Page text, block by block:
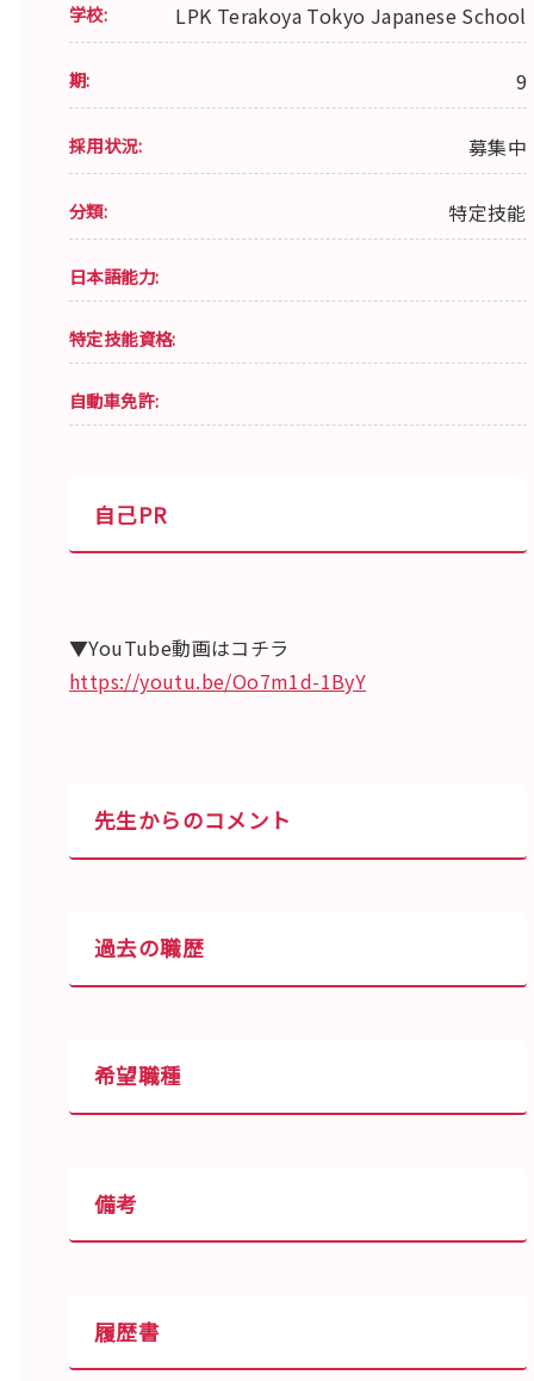
学校: LPK Terakoya Tokyo Japanese School
期: 9
採用状況: 募集中
分類: 特定技能
日本語能力:
特定技能資格:
自動車免許:
自己PR
▼YouTube動画はコチラ
https://youtu.be/Oo7m1d-1ByY
先生からのコメント
過去の職歴
希望職種
備考
履歴書